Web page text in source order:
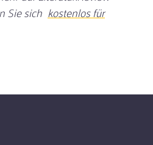
Sie sich kostenlos für